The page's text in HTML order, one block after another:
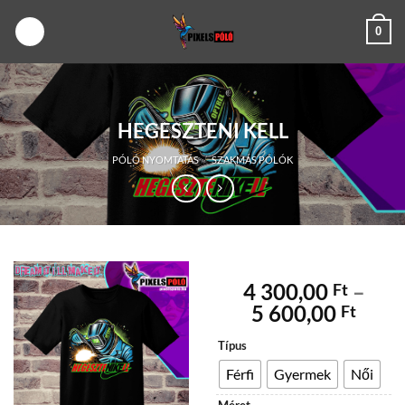
0
HEGESZTENI KELL
PÓLÓ NYOMTATÁS / SZAKMÁS PÓLÓK
4 300,00 Ft –
5 600,00 Ft
-
5
Típus
Férfi Gyermek Női